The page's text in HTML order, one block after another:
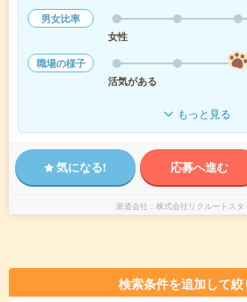
男女比率
女性
職場の様子
活気がある
もっと見る
気になる! 応募へ進む
派遣会社 株式会社リクルートスタ
検索条件を追加して